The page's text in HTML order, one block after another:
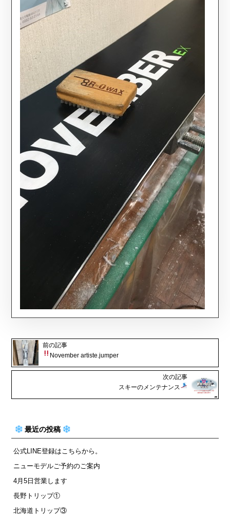
前の記事
November artiste.jumper
次の記事
スキーのメンテナンス
最近の投稿
公式LINE登録はこちらから。
ニューモデルご予約のご案内
4月5日営業します
長野トリップ①
北海道トリップ③